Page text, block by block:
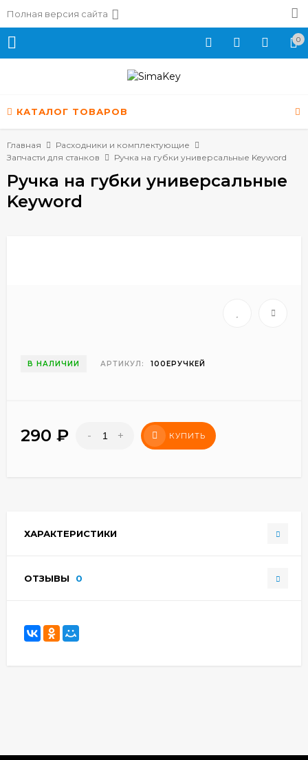
Полная версия сайта
0
КАТАЛОГ ТОВАРОВ
Главная
Расходники и комплектующие
Запчасти для станков
Ручка на губки универсальные Keyword
Ручка на губки универсальные
Keyword
В НАЛИЧИИ АРТИКУЛ: 100ЕРУЧКЕЙ
290 ₽ - + КУПИТЬ
ХАРАКТЕРИСТИКИ
ОТЗЫВЫ 0